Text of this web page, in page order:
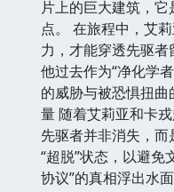
片上的巨大建筑，
点。 在旅程中，艾
力，才能穿透先驱
他过去作为“净化学
的威胁与被恐惧扭
量 随着艾莉亚和卡
先驱者并非消失，
“超脱”状态，以避免
协议”的真相浮出水